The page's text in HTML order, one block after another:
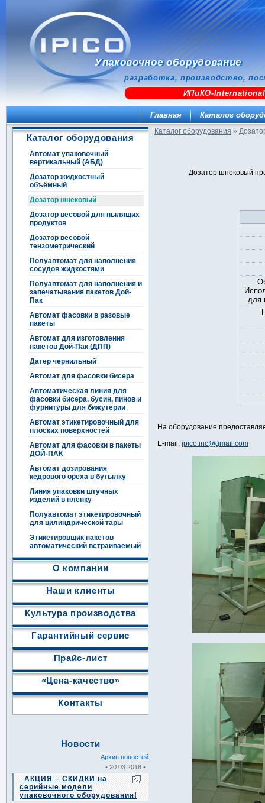
Упаковочное оборудование
разработка, производство,
ИПиКО-International
Главная Каталог
Каталог оборудования
Автомат упаковочный
вертикальный (АБД)
Дозатор жидкостный
объёмный
Дозатор шнековый
Дозатор весовой для пылящих
продуктов
Дозатор весовой
тензометрический
Полуавтомат для наполнения
сосудов жидкостями
Полуавтомат для наполнения и
запечатывания пакетов Дой-
Пак
Автомат фасовки в разовые
пакеты
Автомат для изготовления
пакетов Дой-Пак (ДПП)
Датер чернильный
Автомат для фасовки бисера
Автоматическая линия для
фасовки бисера, бусин, пинов и
фурнитуры для бижутерии
Автомат этикетировочный для
плоских поверхностей
Автомат для фасовки в пакеты
ДОЙ-ПАК
Автомат дозирования
кедрового ореха в бутылку
Линия упаковки штучных
изделий в пленку
Полуавтомат этикетировочный
для цилиндрической тары
Этикетировщик пакетов
автоматический встраиваемый
О компании
Наши клиенты
Культура производства
Гарантийный сервис
Прайс-лист
«Цена-качество»
Контакты
Новости
Архив новостей
• 20.03.2018 •
АКЦИЯ – СКИДКИ на
серийные модели
упаковочного оборудования!
Каталог оборудования »
Дозатор шнековый
для
На оборудование
E-mail: ipico.inc@gmail.com